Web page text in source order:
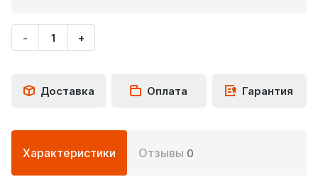
-
Укажите
количество
+
Доставка Оплата Гарантия
Подробная
информация
о
Характеристики Отзывы 0